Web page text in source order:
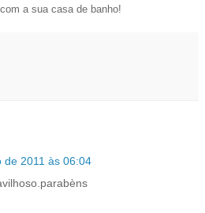
a sua casa de banho!
de 2011 às 06:04